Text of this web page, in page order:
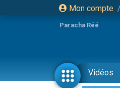
Mon compte
Paracha Réé
Vidéos